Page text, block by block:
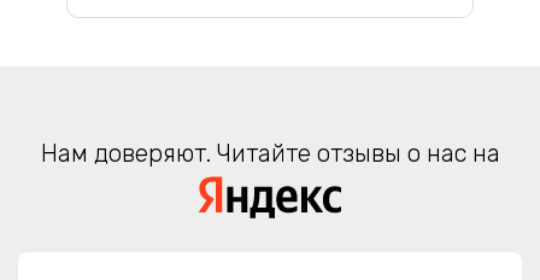
Нам доверяют. Читайте отзывы о нас на